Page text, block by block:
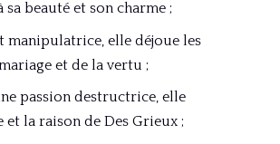
sa beauté et son charme ;
manipulatrice, elle déjoue les
et de la vertu ;
passion destructrice, elle
et la raison de Des Grieux ;